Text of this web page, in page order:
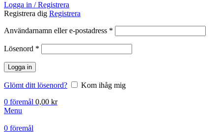
Logga in / Registrera
Registrera dig Registrera
Användarnamn eller e-postadress *
Lösenord *
Logga in
Glömt ditt lösenord?
Kom ihåg mig
0 föremål 0,00 kr
Menu
0 föremål